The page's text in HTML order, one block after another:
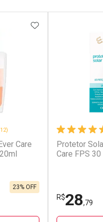
Care
23% OFF
ADICIONAR AOS
Protetor
Care FPS 30
R$28,79